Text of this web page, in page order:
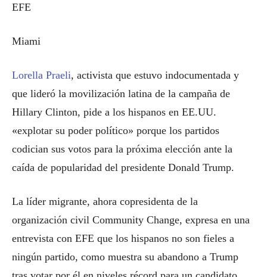
EFE
Miami
Lorella Praeli, activista que estuvo indocumentada y
que lideró la movilización latina de la campaña de
Hillary Clinton, pide a los hispanos en EE.UU.
«explotar su poder político» porque los partidos
codician sus votos para la próxima elección ante la
caída de popularidad del presidente Donald Trump.
La líder migrante, ahora copresidenta de la
organización civil Community Change, expresa en una
entrevista con EFE que los hispanos no son fieles a
ningún partido, como muestra su abandono a Trump